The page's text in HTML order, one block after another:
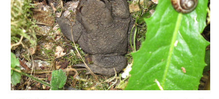
Kohalikud kojad
Avaldused
Jumiõie jutud
Usuvabadus
Kirikute ja koguduste seadus